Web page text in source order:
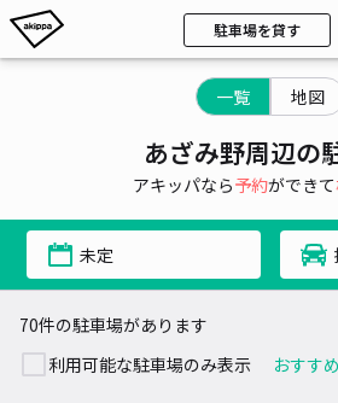
駐車場を貸す
一覧 地図
あざみ野周辺の
アキッパなら予約ができて
未定
70件の駐車場があります
利用可能な駐車場のみ表示